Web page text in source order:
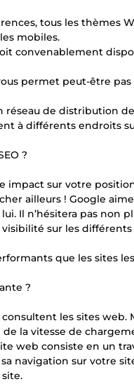
tous les thèmes
mobiles.
convenablement
permet peut-être
de distribution
à différents endroits
?
impact sur votre
ailleurs ! Google
Il n’hésitera pas non
sur les
que les sites
?
les sites web.
la vitesse de
web consiste en un
navigation sur votre